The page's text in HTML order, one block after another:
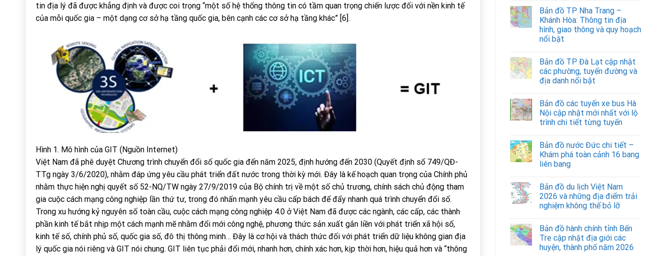
tin địa lý đã được khẳng định và được coi trọng “một số hệ thống thông tin có tầm quan trọng chiến lược đối với nền kinh tế
của mỗi quốc gia – một dạng cơ sở hạ tầng quốc gia, bên cạnh các cơ sở hạ tầng khác” [6].
Hình 1. Mô hình của GIT (Nguồn Internet)
Việt Nam đã phê duyệt Chương trình chuyển đổi số quốc gia đến năm 2025, định hướng đến 2030 (Quyết định số 749/QĐ-
TTg ngày 3/6/2020), nhằm đáp ứng yêu cầu phát triển đất nước trong thời kỳ mới. Đây là kế hoạch quan trọng của Chính phủ
nhằm thực hiện nghị quyết số 52-NQ/TW ngày 27/9/2019 của Bộ chính trị về một số chủ trương, chính sách chủ động tham
gia cuộc cách mạng công nghiệp lần thứ tư, trong đó nhấn mạnh yêu cầu cấp bách để đẩy nhanh quá trình chuyển đổi số.
Trong xu hướng kỷ nguyên số toàn cầu, cuộc cách mạng công nghiệp 4.0 ở Việt Nam đã được các ngành, các cấp, các thành
phần kinh tế bắt nhịp một cách mạnh mẽ nhằm đổi mới công nghệ, phương thức sản xuất gắn liền với phát triển xã hội số,
kinh tế số, chính phủ số, quốc gia số, đô thị thông minh… Đây là cơ hội và thách thức đối với phát triển dữ liệu không gian địa
lý quốc gia nói riêng và GIT nói chung. GIT liên tục phải đổi mới, nhanh hơn, chính xác hơn, kịp thời hơn, hiệu quả hơn và “thông
Bản đồ TP Nha Trang –
Khánh Hòa: Thông tin địa
hình, giao thông và quy hoạch
nổi bật
Bản đồ TP Đà Lạt cập nhật
các phường, tuyến đường và
địa danh nổi bật
Bản đồ các tuyến xe bus Hà
Nội cập nhật mới nhất với lộ
trình chi tiết từng tuyến
Bản đồ nước Đức chi tiết –
Khám phá toàn cảnh 16 bang
liên bang
Bản đồ du lịch Việt Nam
2026 và những địa điểm trải
nghiệm không thể bỏ lỡ
Bản đồ hành chính tỉnh Bến
Tre cập nhật địa giới các
huyện, thành phố năm 2026